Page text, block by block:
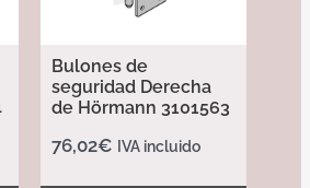
Bulones de
seguridad Derecha
de Hörmann 3101563
76,02€ IVA incluido